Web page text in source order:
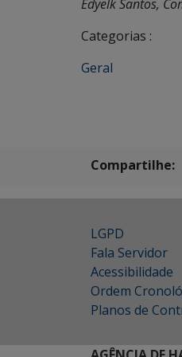
Edyelk Santos,
Categorias :
Geral
Compartilhe:
LGPD
Fala Servidor
Acessibilidade
Ordem
Planos de